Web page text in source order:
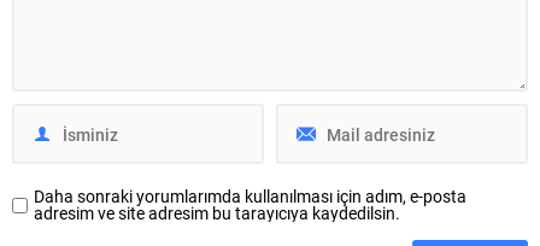
Daha sonraki yorumlarımda kullanılması için adım, e-posta
adresim ve site adresim bu tarayıcıya kaydedilsin.